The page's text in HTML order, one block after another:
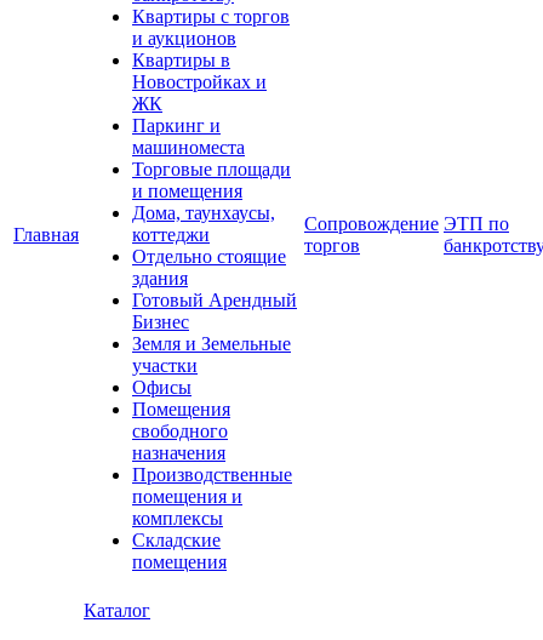
Главная
Квартиры с торгов
и аукционов
Квартиры в
Новостройках и
ЖК
Паркинг и
машиноместа
Торговые площади
и помещения
Дома, таунхаусы,
коттеджи
Отдельно стоящие
здания
Готовый Арендный
Бизнес
Земля и Земельные
участки
Офисы
Помещения
свободного
назначения
Производственные
помещения и
комплексы
Складские
помещения
Сопровождение
торгов
ЭТП по
Каталог